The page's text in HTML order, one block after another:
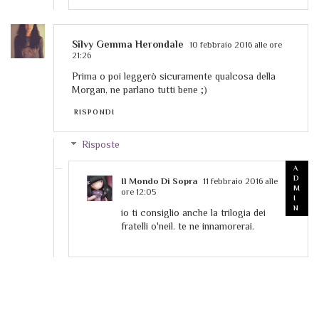
Silvy Gemma Herondale
10 febbraio 2016 alle ore
21:26
Prima o poi leggerò sicuramente qualcosa della
Morgan, ne parlano tutti bene ;)
RISPONDI
Risposte
Il Mondo Di Sopra 11 febbraio 2016 alle
ore 12:05
io ti consiglio anche la trilogia dei
fratelli o'neil. te ne innamorerai.